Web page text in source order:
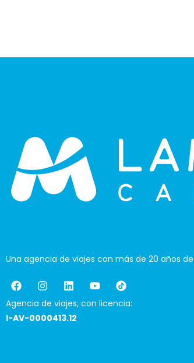
Una agencia de viajes con más de 20 años
Agencia de viajes, con licencia:
I-AV-0000413.12